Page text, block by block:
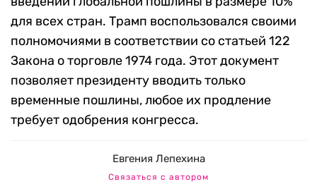
для всех стран. Трамп воспользовался своими
полномочиями в соответствии со статьей 122
Закона о торговле 1974 года. Этот документ
позволяет президенту вводить только
временные пошлины, любое их продление
требует одобрения конгресса.
Евгения Лепехина
Связаться с автором